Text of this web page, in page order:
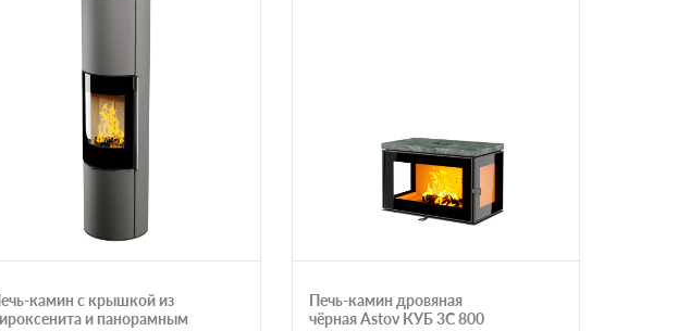
камин с крышкой из
и панорамным
Печь-камин дровяная
чёрная Astov КУБ 3С 800